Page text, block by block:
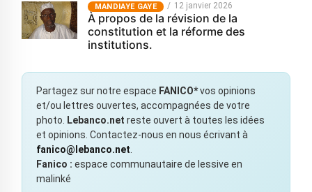
MANDIAYE GAYE 12 janvier 2026
À propos de la révision de la
constitution et la réforme des
institutions.
Partagez sur notre espace FANICO*vos opinions
et/ou lettres ouvertes, accompagnées de votre
photo.
Lebanco.net reste ouvert à toutes les idées
et opinions. Contactez-nous en nous écrivant à
fanico@lebanco.net
Fanico : espace communautaire de lessive en
malinké